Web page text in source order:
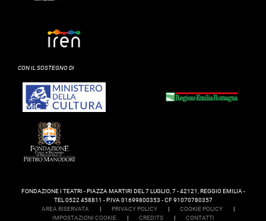
CON IL SOSTEGNO DI
FONDAZIONE I TEATRI - PIAZZA MARTIRI DEL 7 LUGLIO, 7 - 42121, REGGIO EMILIA -
TEL 0522 458811 - P.IVA 01699800353 - CF 91070780357
AREA RISERVATA
| PRIVACY POLICY | COOKIE POLICY
|
IMPOSTAZIONI COOKIE
| CREDITS | CONTATTI